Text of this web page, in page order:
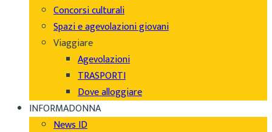
Concorsi culturali
Spazi e agevolazioni giovani
Viaggiare
Agevolazioni
TRASPORTI
Dove alloggiare
INFORMADONNA
News ID